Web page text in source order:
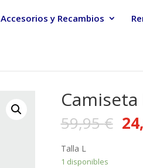
Accesorios y Recambios
59,95€
Talla L
1 disponibles